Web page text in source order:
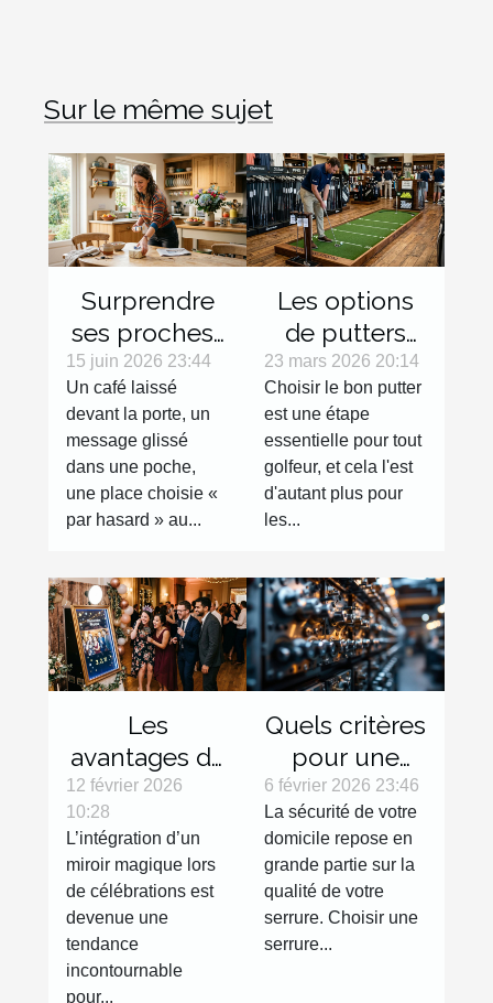
Sur le même sujet
Surprendre
ses proches :
micro-
surprises du
quotidien
15 juin 2026 23:44
Un café laissé
devant la porte, un
message glissé
dans une poche,
une place choisie «
par hasard » au...
Les options
de putters
pour
gauchers :
Avantages et
sélection
23 mars 2026 20:14
Choisir le bon putter
est une étape
essentielle pour tout
golfeur, et cela l'est
d'autant plus pour
les...
Les
avantages de
l'intégration
d'un miroir
magique lors
de
célébrations
12 février 2026
10:28
L’intégration d’un
miroir magique lors
de célébrations est
devenue une
tendance
incontournable
pour...
Quels critères
pour une
serrure haute
sécurité
efficace ?
6 février 2026 23:46
La sécurité de votre
domicile repose en
grande partie sur la
qualité de votre
serrure. Choisir une
serrure...